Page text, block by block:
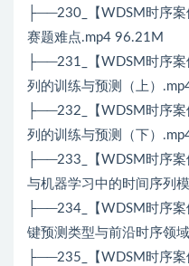
├──230_【WDSM时序
赛题难点.mp4 96.21M
├──231_【WDSM时序
列的训练与预测（上）
├──232_【WDSM时序
列的训练与预测（下）
├──233_【WDSM时序
与机器学习中的时间序列
├──234_【WDSM时序
键预测类型与前沿时序领
├──235_【WDSM时序